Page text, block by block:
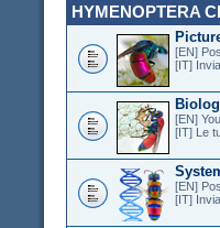
HYMENOPTERA
[EN]
[IT]
[EN]
[IT] Le
[EN]
[IT]